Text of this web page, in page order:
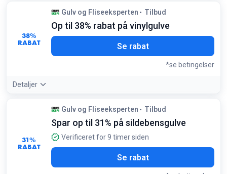
Tilbudsdetaljer:
Spar stort på kvalitetsgulve fra Tarkett og
Kährs; disse tilbud inkluderer ofte luksuriøse 1-stavs
Betingelser:
Kun gældende for udvalgte lagervarer i kategorien trægulv
38%
RABAT
Gulv og Fliseeksperten Tilbud
Op til 38% rabat på vinylgulve
Se rabat
*se betingelser
Detaljer
Tilbudsdetaljer:
Kährs LT Click er et populært valg til køkken
og entré på grund af dets høje slidstyrke og nemme
vedligeholdelse
Betingelser:
Gælder for udvalgte vinylgulve, mens lager haves
31%
RABAT
Gulv og Fliseeksperten Tilbud
Spar op til 31% på sildebensgulve
Verificeret for 9 timer siden
Se rabat